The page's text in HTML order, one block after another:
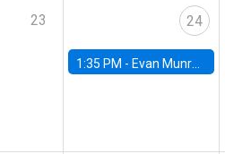
23 24
1:35 PM - Evan Munro, Neyman Visiting Assistant Professor in the Department of Statistics at UC Berkeley